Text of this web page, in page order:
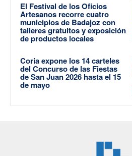
El Festival de los Oficios
Artesanos recorre cuatro
municipios de Badajoz con
talleres gratuitos y exposición
de productos locales
Coria expone los 14 carteles
del Concurso de las Fiestas
de San Juan 2026 hasta el 15
de mayo